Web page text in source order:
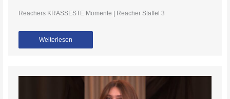
Reachers KRASSESTE Momente | Reacher Staffel 3
Weiterlesen